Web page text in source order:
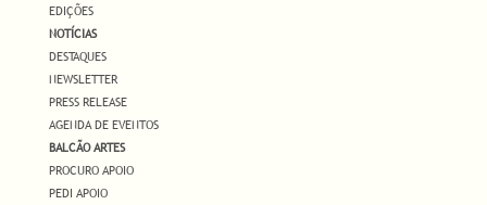
EDIÇÕES
NOTÍCIAS
DESTAQUES
NEWSLETTER
PRESS RELEASE
AGENDA DE EVENTOS
BALCÃO ARTES
PROCURO APOIO
PEDI APOIO